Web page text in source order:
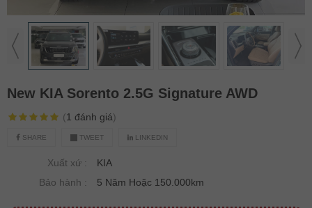
New KIA Sorento 2.5G Signature AWD
(1 đánh giá)
SHARE TWEET LINKEDIN
Xuất xứ :
KIA
Bảo hành :
5 Năm Hoặc 150.000km